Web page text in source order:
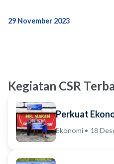
29 November 2023
Kegiatan CSR
Perkuat
Raya
Ekonomi • 18